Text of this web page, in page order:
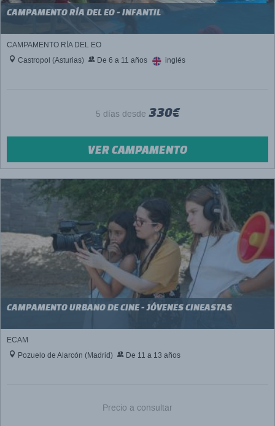
CAMPAMENTO RÍA DEL EO - INFANTIL
CAMPAMENTO RÍA DEL EO
Castropol (Asturias)
De 6 a 11 años inglés
5 días desde 330€
VER CAMPAMENTO
CAMPAMENTO URBANO DE CINE - JÓVENES CINEASTAS
ECAM
Pozuelo de Alarcón (Madrid)
De 11 a 13 años
Precio a consultar